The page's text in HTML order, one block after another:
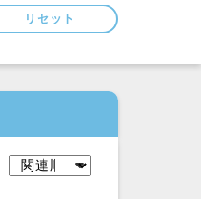
リセット